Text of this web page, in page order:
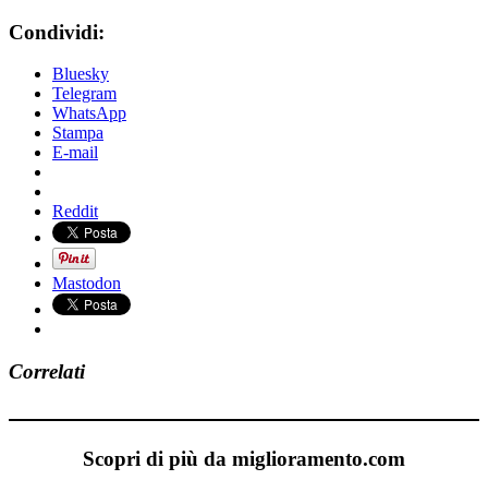
Condividi:
Bluesky
Telegram
WhatsApp
Stampa
E-mail
Reddit
Mastodon
Correlati
Scopri di più da miglioramento.com